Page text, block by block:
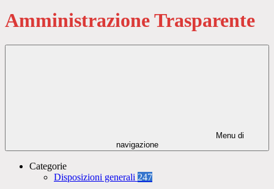
Amministrazione Trasparente
Menu di
navigazione
Categorie
Disposizioni generali 247